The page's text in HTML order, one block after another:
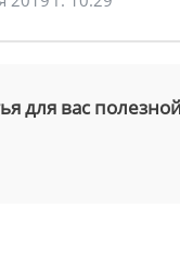
для вас